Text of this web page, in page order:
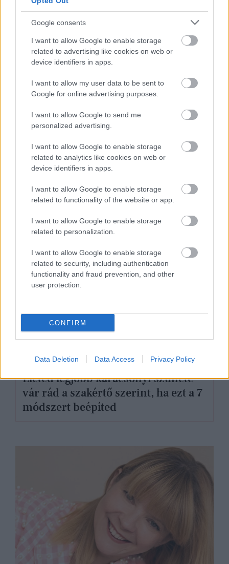
Google consents
I want to allow Google to enable storage
related to advertising like cookies on web or
device identifiers in apps.
I want to allow my user data to be sent to
Google for online advertising purposes.
I want to allow Google to send me
personalized advertising.
I want to allow Google to enable storage
related to analytics like cookies on web or
device identifiers in apps.
I want to allow Google to enable storage
related to functionality of the website or app.
I want to allow Google to enable storage
related to personalization.
I want to allow Google to enable storage
related to security, including authentication
functionality and fraud prevention, and other
user protection.
CONFIRM
Data Deletion Data Access Privacy Policy
elárulja, melyik vagy a 4 típus közül
Benned is ott él a kreatív zseni: 6
stratégia, amivel felébresztheted
GLAMOUR POWER
Életed legjobb karácsonyi szünete
vár rád a szakértő szerint, ha ezt a 7
módszert beépíted